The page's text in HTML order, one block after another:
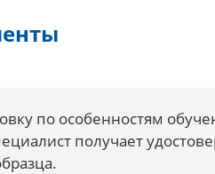
по особенностям
получает